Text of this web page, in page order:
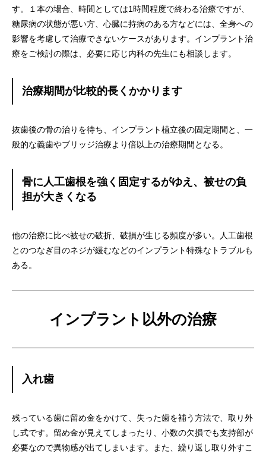
す。１本の場合、 時間としては1時間程度で終わる治療ですが、
糖尿病の状態が悪い方、心臓に持病のある方などには、 全身への
影響を考慮して治療できないケースがあります。 インプラント治
療をご検討の際は、 必要に応じ内科の先生にも相談します。
治療期間が比較的長くかかります
抜歯後の骨の治りを待ち、インプラント植立後の固定期間と、 一
般的な義歯やブリッジ治療より倍以上の治療期間となる。
骨に人工歯根を強く固定するがゆえ、被せの負
担が大きくなる
他の治療に比べ被せの破折、破損が生じる頻度が多い。
人工歯根
とのつなぎ目のネジが緩むなどのインプラント特殊なトラブルも
ある。
インプラント以外の治療
入れ歯
残っている歯に留め金をかけて、失った歯を補う方法で、 取り外
し式です。留め金が見えてしまったり、 小数の欠損でも支持部が
必要なので異物感が出てしまいます。また、 繰り返し取り外すこ